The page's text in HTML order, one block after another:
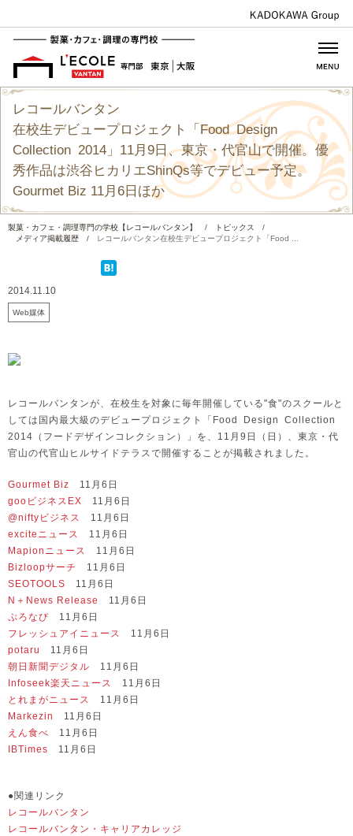
レコールバンタン
在校生デビュープロジェクト「Food Design
Collection 2014」11月9日、東京・代官山で開催。優
秀作品は渋谷ヒカリエShinQs等でデビュー予定。
Gourmet Biz 11月6日ほか
製菓・カフェ・調理専門の学校【レコールバンタン】 / トピックス
/
メディア掲載履歴
/ レコールバンタン在校生デビュープロジェクト「Food ...
2014.11.10
Web媒体
レコールバンタンが、在校生を対象に毎年開催している"食"のスクールと
しては国内最大級のデビュープロジェクト「Food Design Collection
2014（フードデザインコレクション）」を、11月9日（日）、東京・代
官山の代官山ヒルサイドテラスで開催することが掲載されました。
Gourmet Biz 11月6日
gooビジネスEX 11月6日
@niftyビジネス
11月6日
exciteニュース
11月6日
Mapionニュース
11月6日
Bizloopサーチ
11月6日
SEOTOOLS 11月6日
N＋News Release
11月6日
ぷろなび 11月6日
フレッシュアイニュース
11月6日
potaru
11月6日
朝日新聞デジタル 11月6日
Infoseek楽天ニュース
11月6日
とれまがニュース
11月6日
Markezin
11月6日
えん食べ 11月6日
IBTimes 11月6日
●関連リンク
レコールバンタン
レコールバンタン・キャリアカレッジ